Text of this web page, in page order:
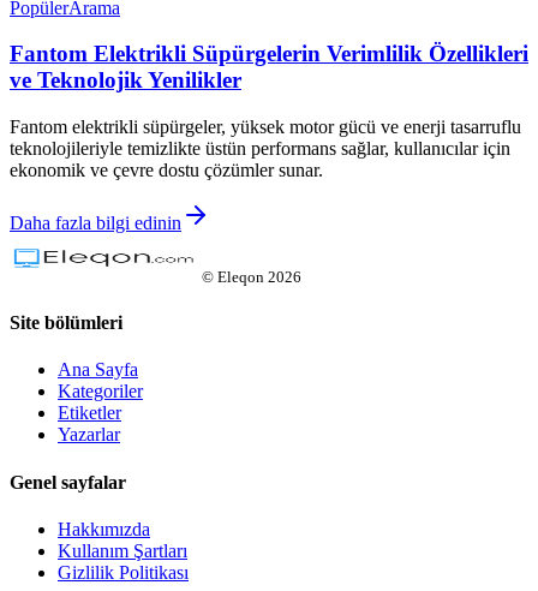
PopülerArama
Fantom Elektrikli Süpürgelerin Verimlilik Özellikleri
ve Teknolojik Yenilikler
Fantom elektrikli süpürgeler, yüksek motor gücü ve enerji tasarruflu
teknolojileriyle temizlikte üstün performans sağlar, kullanıcılar için
ekonomik ve çevre dostu çözümler sunar.
Daha fazla bilgi edinin
© Eleqon 2026
Site bölümleri
Ana Sayfa
Kategoriler
Etiketler
Yazarlar
Genel sayfalar
Hakkımızda
Kullanım Şartları
Gizlilik Politikası